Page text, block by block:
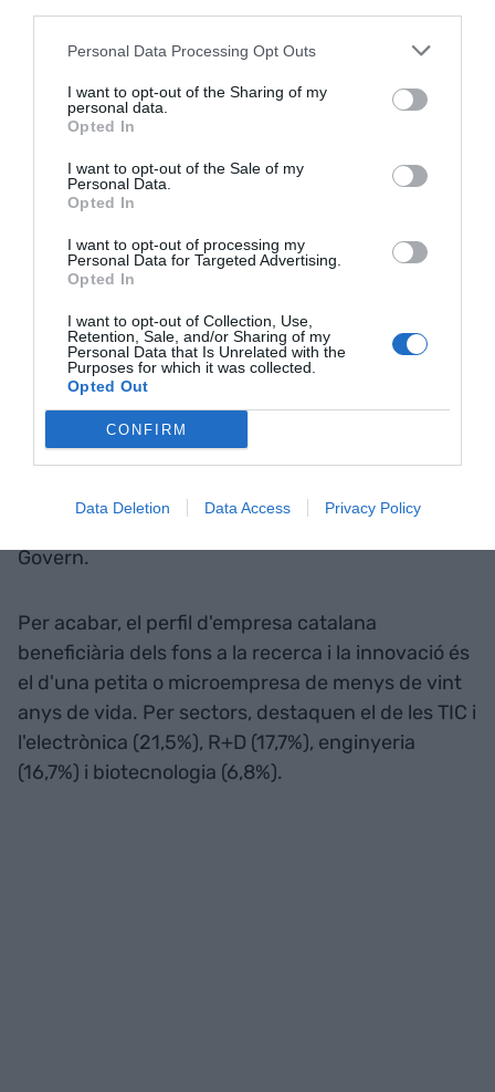
Personal Data Processing Opt Outs
I want to opt-out of the Sharing of my
personal data.
Opted In
I want to opt-out of the Sale of my
Personal Data.
Opted In
I want to opt-out of processing my
Personal Data for Targeted Advertising.
Opted In
I want to opt-out of Collection, Use,
Retention, Sale, and/or Sharing of my
Personal Data that Is Unrelated with the
Purposes for which it was collected.
Opted Out
CONFIRM
Data Deletion Data Access Privacy Policy
Catalunya també és la
tercera regió de la Unió
Europea en captació de
fons, per darrere de les
regions que inclouen les
ciutats de París i Múnic
D’altra banda, la ràtio d’èxit en les sol·licituds
presentades per empreses que han comptat amb
l’acompanyament d’ACCIÓ s’ha situat en el 23%.
Això són gairebé tres punts més que la mitjana
entre el conjunt d’empreses catalanes (20,4%),
que al seu torn és superior a la mitjana de la UE
Govern.
Per acabar, el perfil d'empresa catalana
beneficiària dels fons a la recerca i la innovació és
el d'una petita o microempresa de menys de vint
anys de vida. Per sectors, destaquen el de les TIC i
l'electrònica (21,5%), R+D (17,7%), enginyeria
(16,7%) i biotecnologia (6,8%).